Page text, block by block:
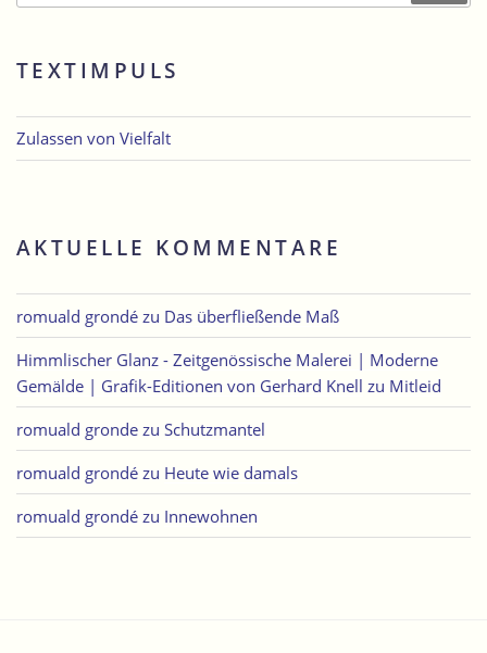
TEXTIMPULS
Zulassen von Vielfalt
AKTUELLE KOMMENTARE
romuald grondé zu Das überfließende Maß
Himmlischer Glanz - Zeitgenössische Malerei | Moderne
Gemälde | Grafik-Editionen von Gerhard Knell zu Mitleid
romuald gronde zu Schutzmantel
romuald grondé zu Heute wie damals
romuald grondé zu Innewohnen